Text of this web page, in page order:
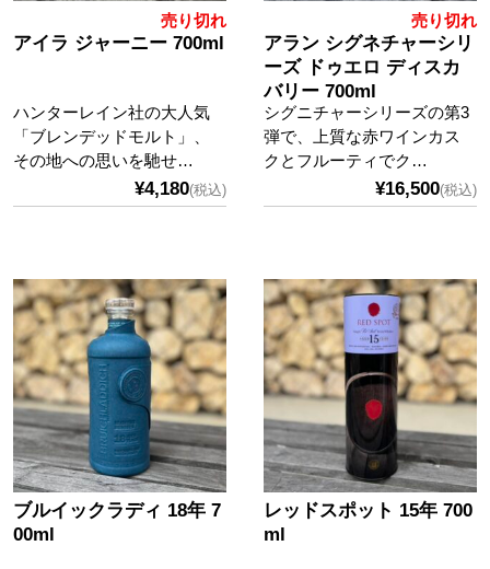
売り切れ
アイラ ジャーニー 700ml
ハンターレイン社の大人気
「ブレンデッドモルト」、
その地への思いを馳せ…
¥4,180(税込)
売り切れ
アラン シグネチャーシリ
ーズ ドゥエロ ディスカ
バリー 700ml
シグニチャーシリーズの第3
弾で、上質な赤ワインカス
クとフルーティでク…
¥16,500(税込)
ブルイックラディ 18年 7
00ml
レッドスポット 15年 700
ml